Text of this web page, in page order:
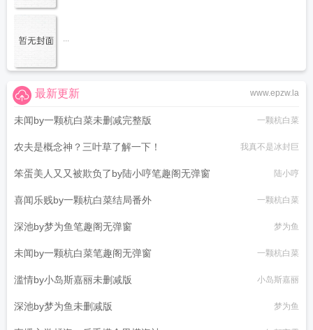
...
www.epzw.la
最新更新
未闻by一颗杭白菜未删减完整版 一颗杭白菜
农夫是概念神？三叶草了解一下！ 我真不是冰封巨
笨蛋美人又又被欺负了by陆小哼笔趣阁无弹窗 陆小哼
喜闻乐贱by一颗杭白菜结局番外 一颗杭白菜
深池by梦为鱼笔趣阁无弹窗 梦为鱼
未闻by一颗杭白菜笔趣阁无弹窗 一颗杭白菜
滥情by小岛斯嘉丽未删减版 小岛斯嘉丽
深池by梦为鱼未删减版 梦为鱼